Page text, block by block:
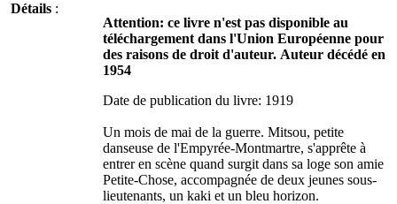
Détails :
Attention: ce livre n'est pas disponible au
téléchargement dans l'Union Européenne pour
des raisons de droit d'auteur. Auteur décédé en
1954
Date de publication du livre: 1919
Un mois de mai de la guerre. Mitsou, petite
danseuse de l'Empyrée-Montmartre, s'apprête à
entrer en scène quand surgit dans sa loge son amie
Petite-Chose, accompagnée de deux jeunes sous-
lieutenants, un kaki et un bleu horizon.